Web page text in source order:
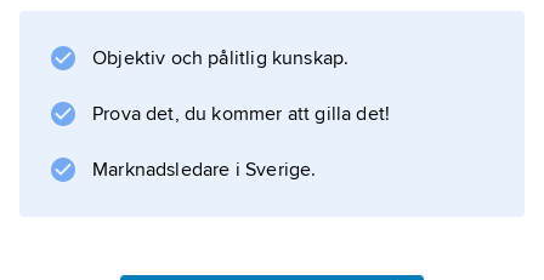
Information om artikeln
Objektiv och pålitlig kunskap.
Prova det, du kommer att gilla det!
Marknadsledare i Sverige.